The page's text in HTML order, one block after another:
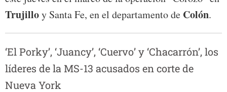
Trujilloy Santa Fe, en el departamento de Colón.
‘El Porky’, ‘Juancy’, ‘Cuervo’ y ‘Chacarrón’, los
líderes de la MS-13 acusados en corte de
Nueva York